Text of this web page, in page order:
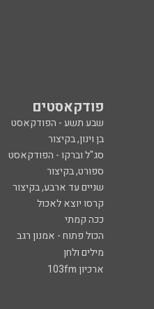
פודקאסטים
שבע תשע - הפודקאסט
בן וינון, בקיצור
סג"ל וברקו - הפודקאסט
ספורט, בקיצור
שניים עד ארבע, בקיצור
קרסו יוצא לאכול
ככה קמתי
הכול פתוח - אמנון רגב
מילים ולחן
ארכיון 103fm